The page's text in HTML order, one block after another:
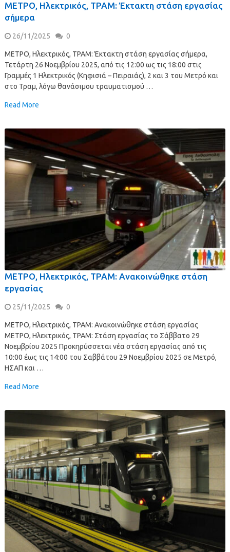
ΜΕΤΡΟ, Ηλεκτρικός, ΤΡΑΜ: Έκτακτη στάση εργασίας
σήμερα
26/11/2025 0
ΜΕΤΡΟ, Ηλεκτρικός, ΤΡΑΜ: Έκτακτη στάση εργασίας σήμερα,
Τετάρτη 26 Νοεμβρίου 2025, από τις 12:00 ως τις 18:00 στις
Γραμμές 1 Ηλεκτρικός (Κηφισιά – Πειραιάς), 2 και 3 του Μετρό και
στο Τραμ, λόγω θανάσιμου τραυματισμού …
Read More
ΜΕΤΡΟ, Ηλεκτρικός, ΤΡΑΜ: Ανακοινώθηκε στάση
εργασίας
25/11/2025 0
ΜΕΤΡΟ, Ηλεκτρικός, ΤΡΑΜ: Ανακοινώθηκε στάση εργασίας
ΜΕΤΡΟ, Ηλεκτρικός, ΤΡΑΜ: Στάση εργασίας το Σάββατο 29
Νοεμβρίου 2025 Προκηρύσσεται νέα στάση εργασίας από τις
10:00 έως τις 14:00 του Σαββάτου 29 Νοεμβρίου 2025 σε Μετρό,
ΗΣΑΠ και …
Read More